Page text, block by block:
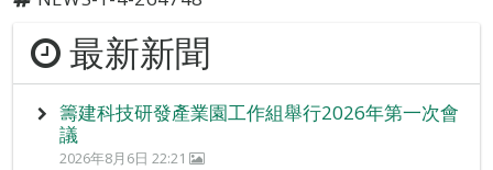
最新新聞
籌建科技研發產業園工作組舉行2026年第一次會
議
2026年8月6日 22:21